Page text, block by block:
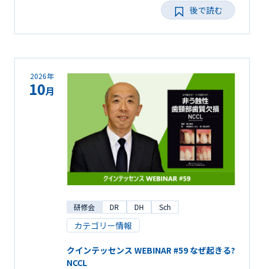
後で読む
2026年
10月
研修会 DR DH Sch
カテゴリー情報
クインテッセンス WEBINAR #59 なぜ起きる?
NCCL